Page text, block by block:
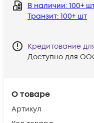
О товаре
Артикул
В наличии: 100+
Транзит: 100+ шт
Кредитование
Доступно для